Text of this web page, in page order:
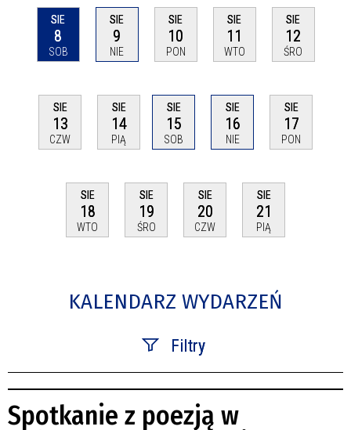
SIE
8
SOB
SIE
9
NIE
SIE
10
PON
SIE
11
WTO
SIE
12
ŚRO
SIE
13
CZW
SIE
14
PIĄ
SIE
15
SOB
SIE
16
NIE
SIE
17
PON
SIE
18
WTO
SIE
19
ŚRO
SIE
20
CZW
SIE
21
PIĄ
KALENDARZ WYDARZEŃ
Filtry
Kategoria
Spotkanie z poezją w